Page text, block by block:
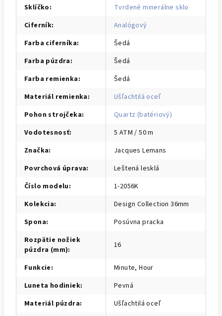
Sklíčko:
Tvrdené minerálne sklo
Ciferník:
Analógový
Farba ciferníka:
Šedá
Farba púzdra:
Šedá
Farba remienka:
Šedá
Materiál remienka:
Ušľachtilá oceľ
Pohon strojčeka:
Quartz (batériový)
Vodotesnosť:
5 ATM / 50 m
Značka:
Jacques Lemans
Povrchová úprava:
Leštená lesklá
Číslo modelu:
1-2056K
Kolekcia:
Design Collection 36mm
Spona:
Posúvna pracka
Rozpätie nožiek
púzdra (mm): 16
Funkcie:
Minute, Hour
Luneta hodiniek:
Pevná
Materiál púzdra:
Ušľachtilá oceľ